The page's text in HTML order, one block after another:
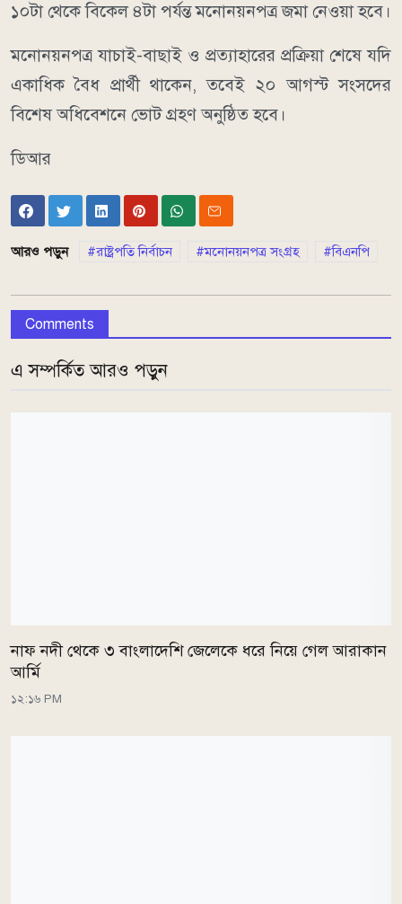
১০টা থেকে বিকেল ৪টা পর্যন্ত মনোনয়নপত্র জমা নেওয়া হবে।
মনোনয়নপত্র যাচাই-বাছাই ও প্রত্যাহারের প্রক্রিয়া শেষে যদি
একাধিক বৈধ প্রার্থী থাকেন, তবেই ২০ আগস্ট সংসদের
বিশেষ অধিবেশনে ভোট গ্রহণ অনুষ্ঠিত হবে।
ডিআর
আরও পড়ুন রাষ্ট্রপতি নির্বাচন মনোনয়নপত্র সংগ্রহ বিএনপি
Comments
এ সম্পর্কিত আরও পড়ুন
নাফ নদী থেকে ৩ বাংলাদেশি জেলেকে ধরে নিয়ে গেল আরাকান
আর্মি
১২:১৬ PM